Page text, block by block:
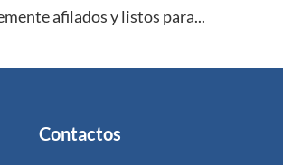
afilados y listos para...
Contactos